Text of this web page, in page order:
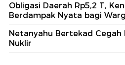
Obligasi Daerah Rp5,2 T,
Berdampak Nyata bagi
Netanyahu Bertekad Cegah
Nuklir